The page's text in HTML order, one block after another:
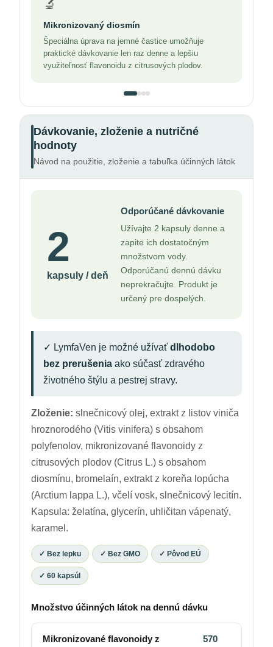
🔬
Mikronizovaný diosmín
Špeciálna úprava na jemné častice umožňuje
praktické dávkovanie len raz denne a lepšiu
využiteľnosť flavonoidu z citrusových plodov.
Dávkovanie, zloženie a nutričné
hodnoty
Návod na použitie, zloženie a tabuľka účinných látok
2
kapsuly / deň
Odporúčané dávkovanie
Užívajte 2 kapsuly denne a
zapite ich dostatočným
množstvom vody.
Odporúčanú dennú dávku
neprekračujte. Produkt je
určený pre dospelých.
✓ LymfaVen je možné užívať dlhodobo
bez prerušenia ako súčasť zdravého
životného štýlu a pestrej stravy.
Zloženie: slnečnicový olej, extrakt z listov viniča
hroznorodého (Vitis vinifera) s obsahom
polyfenolov, mikronizované flavonoidy z
citrusových plodov (Citrus L.) s obsahom
diosmínu, bromelaín, extrakt z koreňa lopúcha
(Arctium lappa L.), včelí vosk, slnečnicový lecitín.
Kapsula: želatína, glycerín, uhličitan vápenatý,
karamel.
✓ Bez lepku ✓ Bez GMO ✓ Pôvod EÚ
✓ 60 kapsúl
Množstvo účinných látok na dennú dávku
Mikronizované flavonoidy z
570